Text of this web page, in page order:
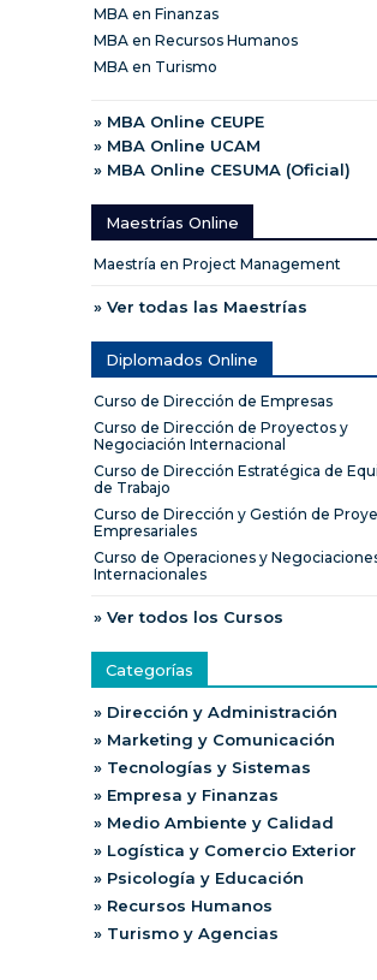
MBA en Finanzas
MBA en Recursos Humanos
MBA en Turismo
» MBA Online CEUPE
» MBA Online UCAM
» MBA Online CESUMA (Oficial)
Maestrías Online
Maestría en Project Management
» Ver todas las Maestrías
Diplomados Online
Curso de Dirección de Empresas
Curso de Dirección de Proyectos y
Negociación Internacional
Curso de Dirección Estratégica de
de Trabajo
Curso de Dirección y Gestión de
Empresariales
Curso de Operaciones y
Internacionales
» Ver todos los Cursos
Categorías
» Dirección y Administración
» Marketing y Comunicación
» Tecnologías y Sistemas
» Empresa y Finanzas
» Medio Ambiente y Calidad
» Logística y Comercio Exterior
» Psicología y Educación
» Recursos Humanos
» Turismo y Agencias